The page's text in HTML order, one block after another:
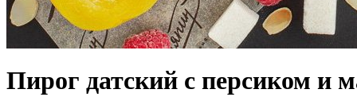
Пирог датский с персиком и